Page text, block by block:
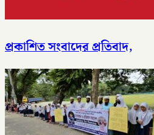
প্রকাশিত সংবাদের প্রতিবাদ,